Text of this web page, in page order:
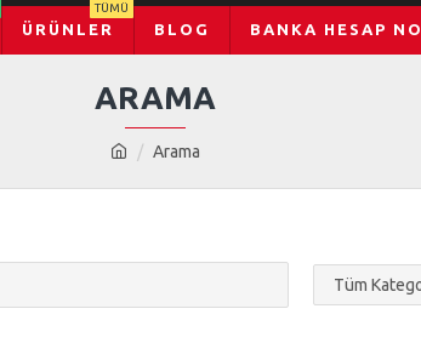
ÜRÜNLER
TÜMÜ
BLOG BANKA HESAP NO
Arama
ARAMA